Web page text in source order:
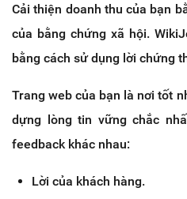
Cải thiện doanh thu của bạn
của bằng chứng xã hội.
bằng cách sử dụng lời chứng
Trang web của bạn là nơi tốt
dựng lòng tin vững chắc
feedback khác nhau:
Lời của khách hàng.